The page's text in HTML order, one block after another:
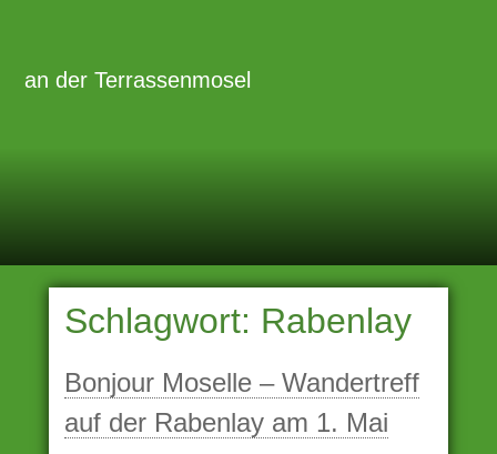
an der Terrassenmosel
Schlagwort: Rabenlay
Bonjour Moselle – Wandertreff
auf der Rabenlay am 1. Mai